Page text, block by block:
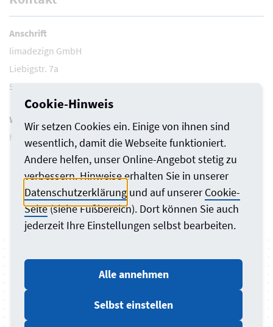
Anschrift
limadezign GmbH
Liebigstr. 7a
57250 Netphen
Website
https://innenarchitektur.limadezign.de/
Schnell und kompakt informiert
Jeden Monat die wichtigsten Entscheidungen und Aktivitäten
in Ihr Postfach.
Cookie-Hinweis
Wir setzen Cookies ein. Einige von ihnen sind
wesentlich, damit die Webseite funktioniert.
Andere helfen, unser Online-Angebot stetig zu
verbessern. Hinweise erhalten Sie in unserer
Datenschutzerklärung und auf unsererCookie-
Seite(siehe Fußbereich). Dort können Sie auch
jederzeit Ihre Einstellungen selbst bearbeiten.
Alle annehmen
Selbst einstellen